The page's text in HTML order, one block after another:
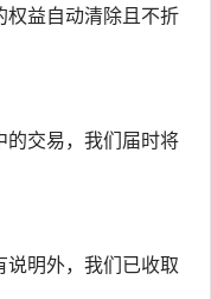
权益自动清除且不折
的交易，我们届时将
说明外，我们已收取